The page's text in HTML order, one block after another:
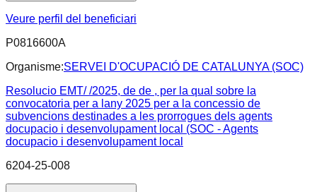
Veure perfil del beneficiari
P0816600A
Organisme:SERVEI D'OCUPACIÓ DE CATALUNYA (SOC)
Resolucio EMT/ /2025, de de , per la qual sobre la
convocatoria per a lany 2025 per a la concessio de
subvencions destinades a les prorrogues dels agents
docupacio i desenvolupament local (SOC - Agents
docupacio i desenvolupament local
6204-25-008